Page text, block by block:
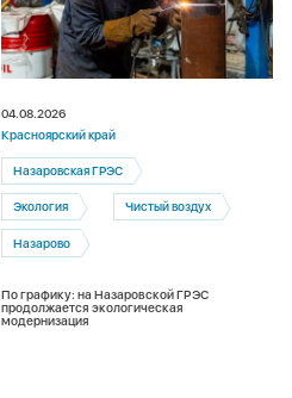
04.08.2026
Красноярский край
Назаровская ГРЭС
Экология Чистый воздух
Назарово
По графику: на Назаровской ГРЭС
продолжается экологическая
модернизация